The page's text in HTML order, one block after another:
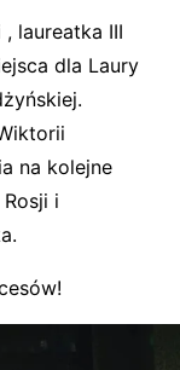
laureatka III
dla Laury
na kolejne
i